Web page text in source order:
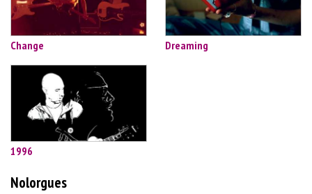
Change Dreaming
1996
Nolorgues